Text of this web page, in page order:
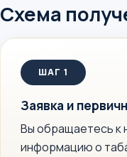
Схема
Заявка и
Вы обращаетесь к
информацию о